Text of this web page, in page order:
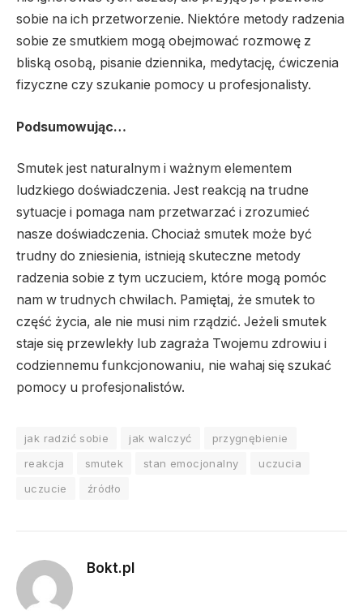
sobie na ich przetworzenie. Niektóre metody radzenia
sobie ze smutkiem mogą obejmować rozmowę z
bliską osobą, pisanie dziennika, medytację, ćwiczenia
fizyczne czy szukanie pomocy u profesjonalisty.
Podsumowując…
Smutek jest naturalnym i ważnym elementem
ludzkiego doświadczenia. Jest reakcją na trudne
sytuacje i pomaga nam przetwarzać i zrozumieć
nasze doświadczenia. Chociaż smutek może być
trudny do zniesienia, istnieją skuteczne metody
radzenia sobie z tym uczuciem, które mogą pomóc
nam w trudnych chwilach. Pamiętaj, że smutek to
część życia, ale nie musi nim rządzić. Jeżeli smutek
staje się przewlekły lub zagraża Twojemu zdrowiu i
codziennemu funkcjonowaniu, nie wahaj się szukać
pomocy u profesjonalistów.
jak radzić sobie jak walczyć
przygnębienie
reakcja
smutek stan emocjonalny
uczucia
uczucie
źródło
Bokt.pl